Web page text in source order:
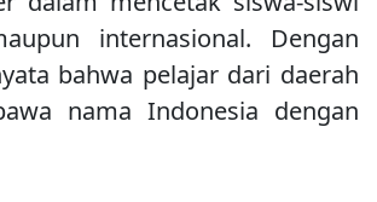
internasional. Dengan
bahwa pelajar dari daerah
nama Indonesia dengan